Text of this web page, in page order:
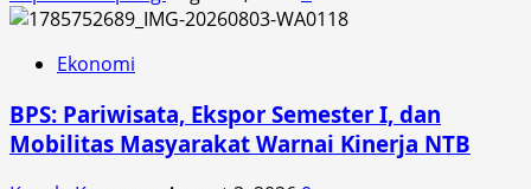
Ekonomi
BPS: Pariwisata, Ekspor Semester I, dan
Mobilitas Masyarakat Warnai Kinerja NTB